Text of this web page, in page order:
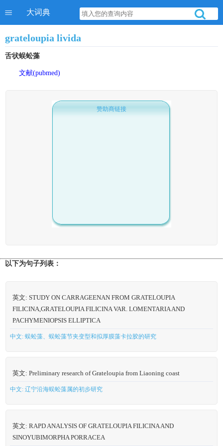
大词典
grateloupia livida
舌状蜈蚣藻
文献(pubmed)
赞助商链接
以下为句子列表：
英文: STUDY ON CARRAGEENAN FROM GRATELOUPIA
FILICINA,GRATELOUPIA FILICINA VAR. LOMENTARIA AND
PACHYMENIOPSIS ELLIPTICA
中文: 蜈蚣藻、蜈蚣藻节夹变型和拟厚膜藻卡拉胶的研究
英文: Preliminary research of Grateloupia from Liaoning coast
中文: 辽宁沿海蜈蚣藻属的初步研究
英文: RAPD ANALYSIS OF GRATELOUPIA FILICINA AND
SINOYUBIMORPHA PORRACEA